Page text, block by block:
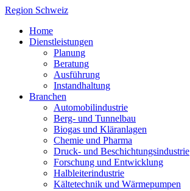
Region Schweiz
Home
Dienstleistungen
Planung
Beratung
Ausführung
Instandhaltung
Branchen
Automobilindustrie
Berg- und Tunnelbau
Biogas und Kläranlagen
Chemie und Pharma
Druck- und Beschichtungsindustrie
Forschung und Entwicklung
Halbleiterindustrie
Kältetechnik und Wärmepumpen